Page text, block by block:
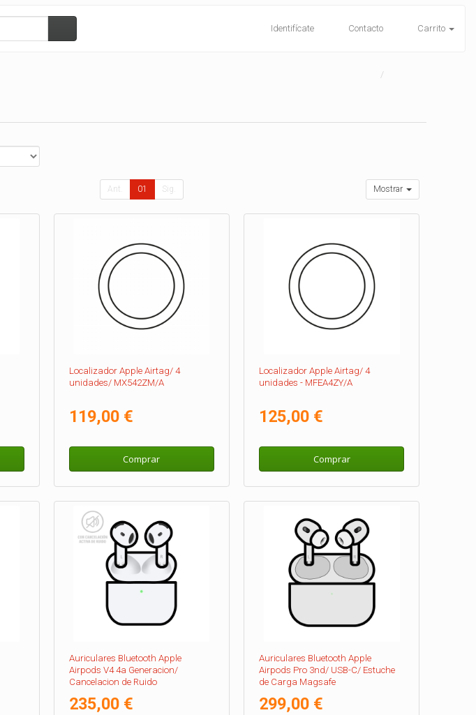
Identifícate Contacto Carrito
Ant. 01 Sig. Mostrar
Localizador Apple Airtag/ 4
unidades/ MX542ZM/A
119,00 €
Comprar
Localizador Apple Airtag/ 4
unidades - MFEA4ZY/A
125,00 €
Comprar
Auriculares Bluetooth Apple
Airpods V4 4a Generacion/
Cancelacion de Ruido
235,00 €
Auriculares Bluetooth Apple
Airpods Pro 3nd/ USB-C/ Estuche
de Carga Magsafe
299,00 €